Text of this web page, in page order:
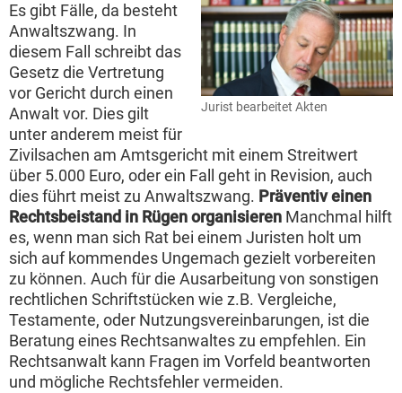
Jurist bearbeitet Akten
Es gibt Fälle, da besteht
Anwaltszwang. In
diesem Fall schreibt das
Gesetz die Vertretung
vor Gericht durch einen
Anwalt vor. Dies gilt
unter anderem meist für
Zivilsachen am Amtsgericht mit einem Streitwert
über 5.000 Euro, oder ein Fall geht in Revision, auch
dies führt meist zu Anwaltszwang. Präventiv einen
Rechtsbeistand in Rügen organisieren Manchmal hilft
es, wenn man sich Rat bei einem Juristen holt um
sich auf kommendes Ungemach gezielt vorbereiten
zu können. Auch für die Ausarbeitung von sonstigen
rechtlichen Schriftstücken wie z.B. Vergleiche,
Testamente, oder Nutzungsvereinbarungen, ist die
Beratung eines Rechtsanwaltes zu empfehlen. Ein
Rechtsanwalt kann Fragen im Vorfeld beantworten
und mögliche Rechtsfehler vermeiden.